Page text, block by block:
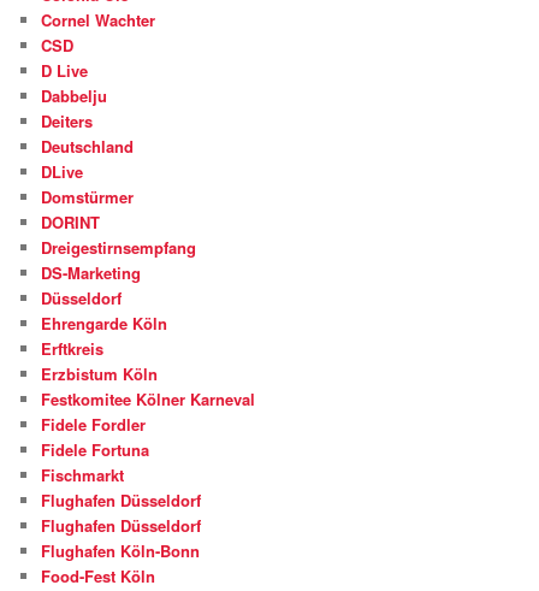
Cornel Wachter
CSD
D Live
Dabbelju
Deiters
Deutschland
DLive
Domstürmer
DORINT
Dreigestirnsempfang
DS-Marketing
Düsseldorf
Ehrengarde Köln
Erftkreis
Erzbistum Köln
Festkomitee Kölner Karneval
Fidele Fordler
Fidele Fortuna
Fischmarkt
Flughafen Düsseldorf
Flughafen Düsseldorf
Flughafen Köln-Bonn
Food-Fest Köln